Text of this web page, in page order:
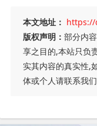
本文地址： https://
版权声明： 部分内
享之目的,本站只负
实其内容的真实性,
体或个人请联系我